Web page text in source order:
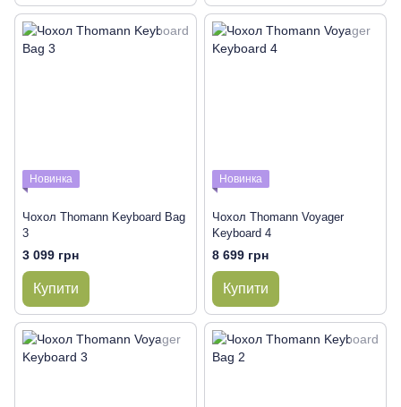
Новинка
Чохол Thomann Keyboard Bag
3
3 099 грн
Купити
Новинка
Чохол Thomann Voyager
Keyboard 4
8 699 грн
Купити